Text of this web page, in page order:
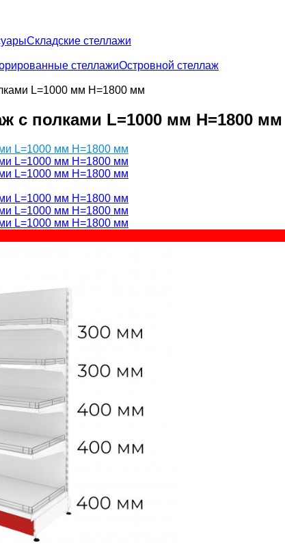
Складские стеллажи
стеллажиОстровной стеллаж
L=1000 мм H=1800 мм
с полками L=1000 мм H=1800 мм